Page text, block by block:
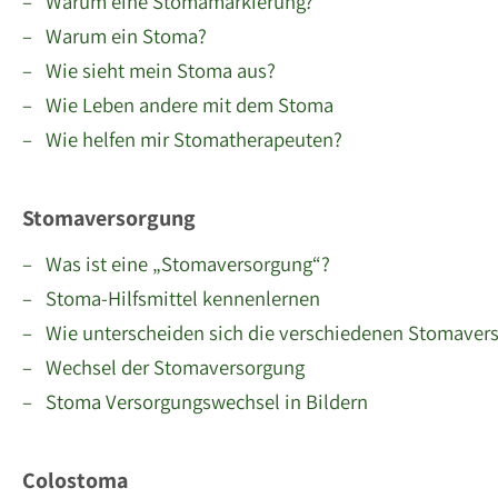
– Warum ein Stoma?
– Wie sieht mein Stoma aus?
– Wie Leben andere mit dem Stoma
– Wie helfen mir Stomatherapeuten?
Stomaversorgung
– Was ist eine „Stomaversorgung“?
– Stoma-Hilfsmittel kennenlernen
– Wie unterscheiden sich die verschiedenen
– Wechsel der Stomaversorgung
– Stoma Versorgungswechsel in Bildern
Colostoma